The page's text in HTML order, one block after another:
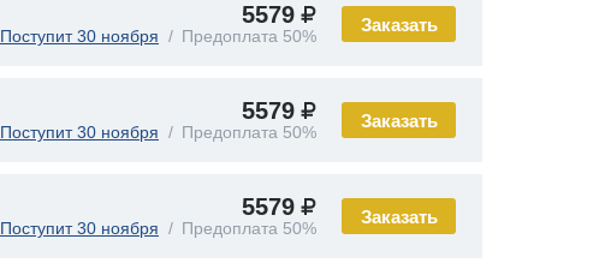
Заказать
5579
Поступит 30 ноября Предоплата 50%
Заказать
5579
Поступит 30 ноября Предоплата 50%
Заказать
5579
Поступит 30 ноября Предоплата 50%